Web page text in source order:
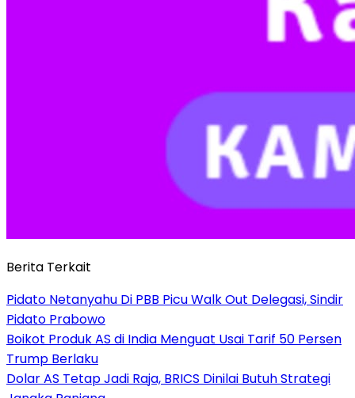
Berita Terkait
Pidato Netanyahu Di PBB Picu Walk Out Delegasi, Sindir
Pidato Prabowo
Boikot Produk AS di India Menguat Usai Tarif 50 Persen
Trump Berlaku
Dolar AS Tetap Jadi Raja, BRICS Dinilai Butuh Strategi